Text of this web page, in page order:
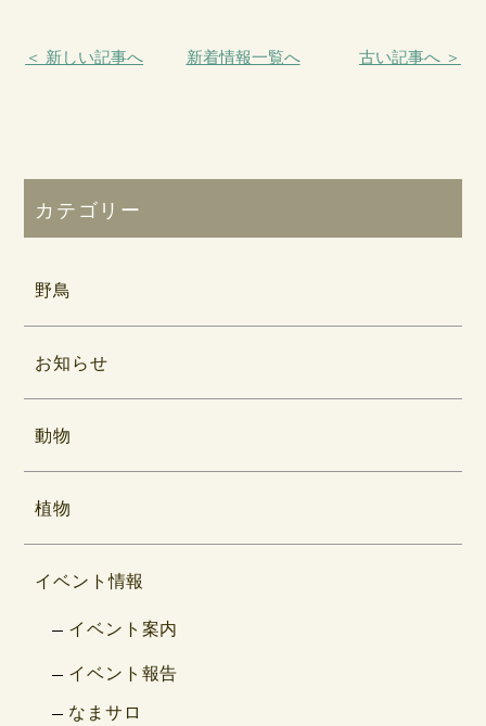
＜ 新しい記事へ 新着情報一覧へ 古い記事へ ＞
カテゴリー
野鳥
お知らせ
動物
植物
イベント情報
イベント案内
イベント報告
なまサロ